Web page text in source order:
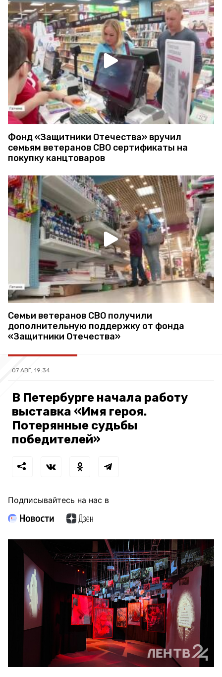
Фонд «Защитники Отечества» вручил
семьям ветеранов СВО сертификаты на
покупку канцтоваров
Семьи ветеранов СВО получили
дополнительную поддержку от фонда
«Защитники Отечества»
07 АВГ, 19:34
В Петербурге начала работу
выставка «Имя героя.
Потерянные судьбы
победителей»
Подписывайтесь на нас в